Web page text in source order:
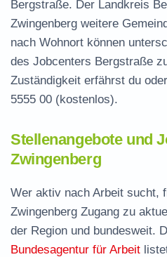
Bergstraße. Der Landkreis
Zwingenberg weitere
nach Wohnort können
des Jobcenters Bergstraße
Zuständigkeit erfährst du
5555 00 (kostenlos).
Stellenangebote und
Zwingenberg
Wer aktiv nach Arbeit sucht,
Zwingenberg Zugang zu
der Region und bundesweit.
Bundesagentur für Arbeit